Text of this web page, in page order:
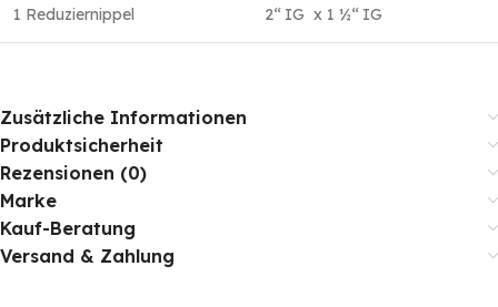
1 Reduziernippel 2‘‘ IG x 1 ½‘‘ IG
Zusätzliche Informationen
Produktsicherheit
Rezensionen (0)
Marke
Kauf-Beratung
Versand & Zahlung